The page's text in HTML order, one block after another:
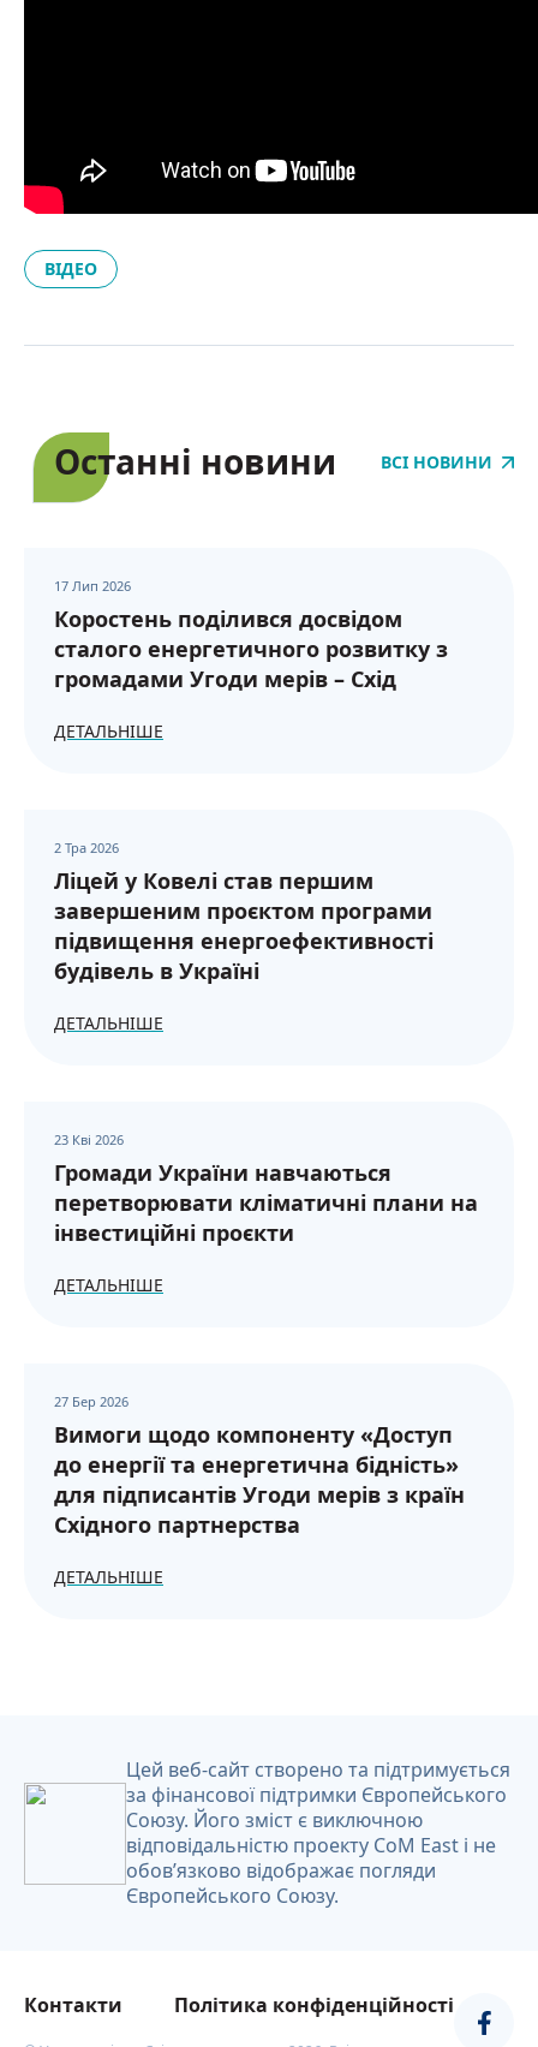
ВІДЕО
Останні новини ВСІ НОВИНИ
17 Лип 2026
Коростень поділився досвідом
сталого енергетичного розвитку з
громадами Угоди мерів – Схід
ДЕТАЛЬНІШЕ
2 Тра 2026
Ліцей у Ковелі став першим
завершеним проєктом програми
підвищення енергоефективності
будівель в Україні
ДЕТАЛЬНІШЕ
23 Кві 2026
Громади України навчаються
перетворювати кліматичні плани на
інвестиційні проєкти
ДЕТАЛЬНІШЕ
27 Бер 2026
Вимоги щодо компоненту «Доступ
до енергії та енергетична бідність»
для підписантів Угоди мерів з країн
Східного партнерства
ДЕТАЛЬНІШЕ
Цей веб-сайт створено та підтримується
за фінансової підтримки Європейського
Союзу. Його зміст є виключною
відповідальністю проекту CoM East і не
обов’язково відображає погляди
Європейського Союзу.
Контакти Політика конфіденційності